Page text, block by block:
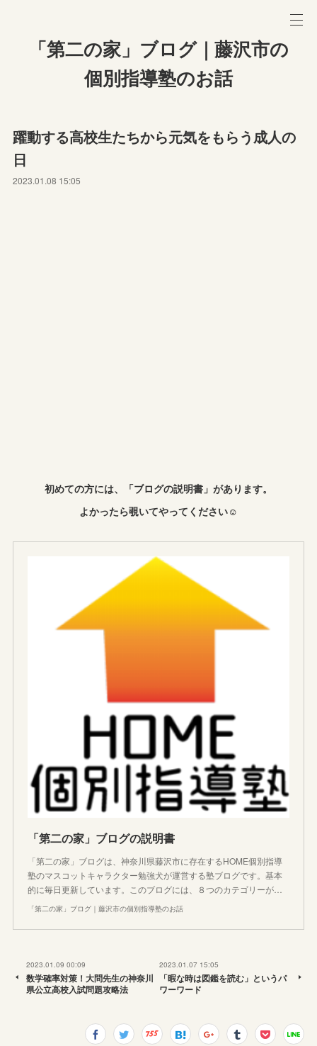
「第二の家」ブログ｜藤沢市の
個別指導塾のお話
躍動する高校生たちから元気をもらう成人の
日
2023.01.08 15:05
初めての方には、「ブログの説明書」があります。
よかったら覗いてやってください☺︎
「第二の家」ブログの説明書
「第二の家」ブログは、神奈川県藤沢市に存在するHOME個別指導
塾のマスコットキャラクター勉強犬が運営する塾ブログです。基本
的に毎日更新しています。このブログには、８つのカテゴリーが…
「第二の家」ブログ｜藤沢市の個別指導塾のお話
2023.01.09 00:09
数学確率対策！大問先生の神奈川
県公立高校入試問題攻略法
2023.01.07 15:05
「暇な時は図鑑を読む」というパ
ワーワード